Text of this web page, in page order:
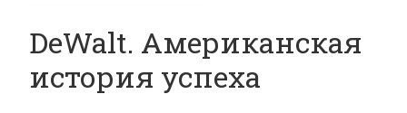
DeWalt. Американская
история успеха